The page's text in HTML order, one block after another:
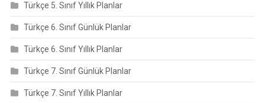
Türkçe 5. Sınıf Yıllık Planlar
Türkçe 6. Sınıf Günlük Planlar
Türkçe 6. Sınıf Yıllık Planlar
Türkçe 7. Sınıf Günlük Planlar
Türkçe 7. Sınıf Yıllık Planlar